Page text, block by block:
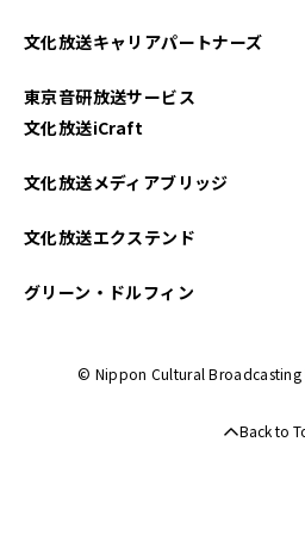
文化放送キャリアパートナーズ
東京音研放送サービス
文化放送iCraft
文化放送メディアブリッジ
文化放送エクステンド
グリーン・ドルフィン
© Nippon Cultural Broadcasting
Back to